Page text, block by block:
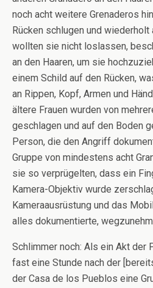
noch acht weitere Grenaderos
Rücken schlugen und
wollten sie nicht loslassen,
an den Haaren, um sie
einem Schild auf den Rücken,
an Rippen, Kopf, Armen und
ältere Frauen wurden von
geschlagen und auf den Boden
Person, die den Angriff
Gruppe von mindestens acht
sie so verprügelten, dass ein
Kamera-Objektiv wurde
Kameraausrüstung und das
alles dokumentierte,
Schlimmer noch: Als ein Akt der
fast eine Stunde nach der
der Casa de los Pueblos eine